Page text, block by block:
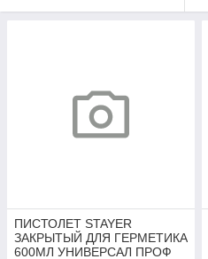
ПИСТОЛЕТ STAYER
ЗАКРЫТЫЙ ДЛЯ ГЕРМЕТИКА
600МЛ УНИВЕРСАЛ ПРОФ